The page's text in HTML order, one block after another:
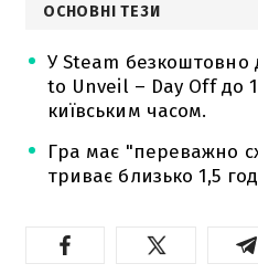
ОСНОВНІ ТЕЗИ
У Steam безкоштовно
to Unveil – Day Off до
київським часом.
Гра має "переважно
триває близько 1,5